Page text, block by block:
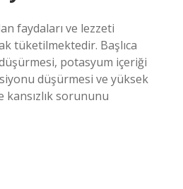
faydaları ve lezzeti
tüketilmektedir. Başlıca
potasyum içeriği
düşürmesi ve yüksek
sorununu